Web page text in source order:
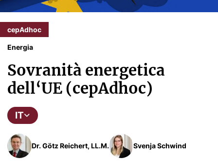
cepAdhoc
Energia
Sovranità energetica
dell‘UE (cepAdhoc)
IT
Dr. Götz Reichert, LL.M. Svenja Schwind